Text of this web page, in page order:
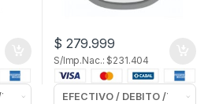
$ 279.999
S/Imp.Nac.: $231.404